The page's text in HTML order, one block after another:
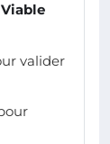
valider